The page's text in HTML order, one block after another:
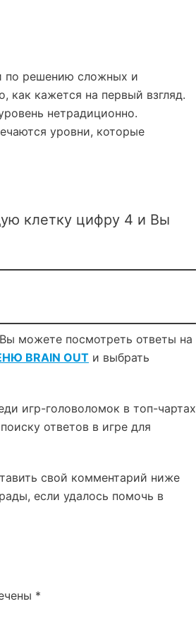
по решению сложных и
как кажется на первый взгляд.
нетрадиционно.
уровни, которые
клетку цифру 4 и Вы
можете посмотреть ответы на
BRAIN OUT и выбрать
игр-головоломок в топ-чартах
ответов в игре для
свой комментарий ниже
если удалось помочь в
*